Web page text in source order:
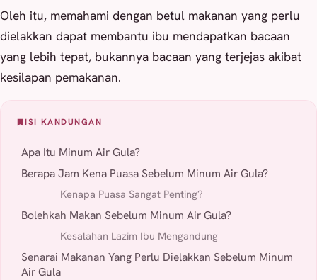
Oleh itu, memahami dengan betul makanan yang perlu
dielakkan dapat membantu ibu mendapatkan bacaan
yang lebih tepat, bukannya bacaan yang terjejas akibat
kesilapan pemakanan.
ISI KANDUNGAN
Apa Itu Minum Air Gula?
Berapa Jam Kena Puasa Sebelum Minum Air Gula?
Kenapa Puasa Sangat Penting?
Bolehkah Makan Sebelum Minum Air Gula?
Kesalahan Lazim Ibu Mengandung
Senarai Makanan Yang Perlu Dielakkan Sebelum Minum
Air Gula